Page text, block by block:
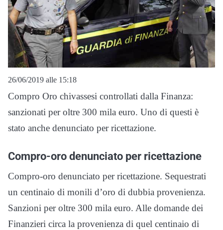
26/06/2019 alle 15:18
Compro Oro chivassesi controllati dalla Finanza:
sanzionati per oltre 300 mila euro. Uno di questi è
stato anche denunciato per ricettazione.
Compro-oro denunciato per ricettazione
Compro-oro denunciato per ricettazione. Sequestrati
un centinaio di monili d’oro di dubbia provenienza.
Sanzioni per oltre 300 mila euro. Alle domande dei
Finanzieri circa la provenienza di quel centinaio di